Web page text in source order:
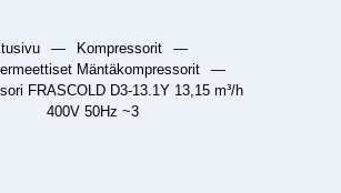
— Kompressorit
—
Mäntäkompressorit
—
FRASCOLD D3-13.1Y 13,15 m³/h
400V 50Hz ~3